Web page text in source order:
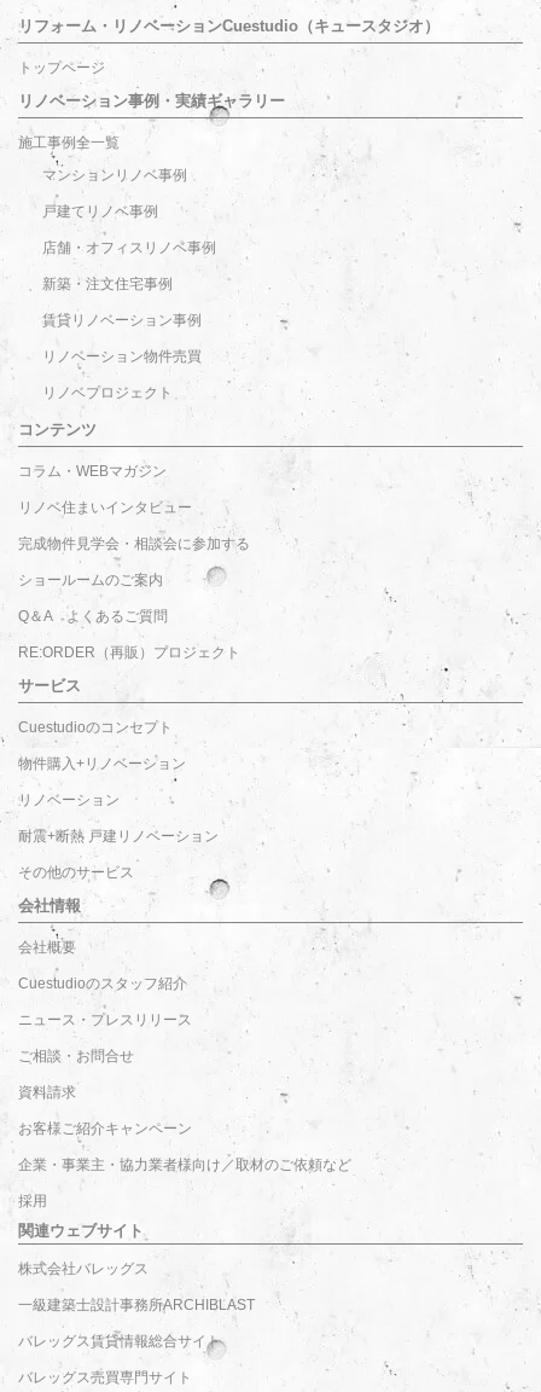
リフォーム・リノベーションCuestudio（キュースタジオ）
トップページ
リノベーション事例・実績ギャラリー
施工事例全一覧
マンションリノベ事例
戸建てリノベ事例
店舗・オフィスリノベ事例
新築・注文住宅事例
賃貸リノベーション事例
リノベーション物件売買
リノベプロジェクト
コンテンツ
コラム・WEBマガジン
リノベ住まいインタビュー
完成物件見学会・相談会に参加する
ショールームのご案内
Q＆A よくあるご質問
RE:ORDER（再販）プロジェクト
サービス
Cuestudioのコンセプト
物件購入+リノベーション
リノベーション
耐震+断熱 戸建リノベーション
その他のサービス
会社情報
会社概要
Cuestudioのスタッフ紹介
ニュース・プレスリリース
ご相談・お問合せ
資料請求
お客様ご紹介キャンペーン
企業・事業主・協力業者様向け／取材のご依頼など
採用
関連ウェブサイト
株式会社バレッグス
一級建築士設計事務所ARCHIBLAST
バレッグス賃貸情報総合サイト
バレッグス売買専門サイト